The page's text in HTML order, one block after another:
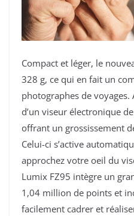
Compact et léger, le
328 g, ce qui en fait un
photographes de voyages.
d’un viseur électronique
offrant un grossissement
Celui-ci s’active
approchez votre oeil du
Lumix FZ95 intègre un
1,04 million de points et
facilement cadrer et